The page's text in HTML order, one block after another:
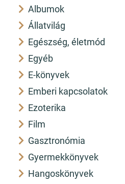
Albumok
Állatvilág
Egészség, életmód
Egyéb
E-könyvek
Emberi kapcsolatok
Ezoterika
Film
Gasztronómia
Gyermekkönyvek
Hangoskönyvek